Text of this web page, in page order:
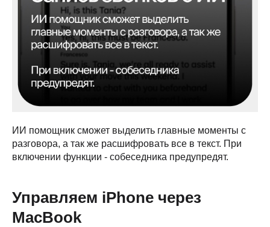
ИИ помощник сможет выделить главные моменты с
разговора, а так же расшифровать все в текст. При
включении функции - собеседника предупредят.
Управляем iPhone через
МасВook